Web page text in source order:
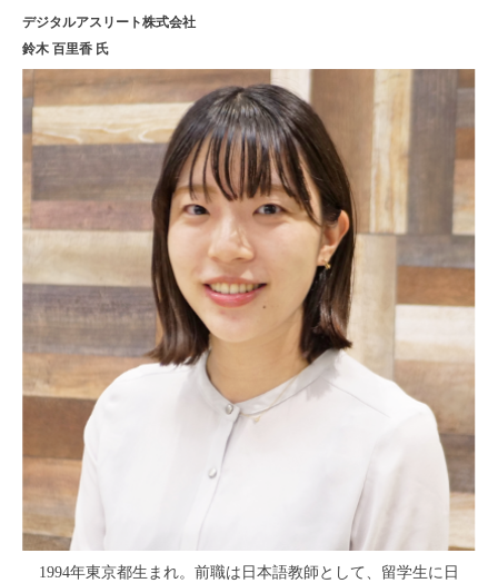
デジタルアスリート株式会社
鈴木 百里香 氏
1994年東京都生まれ。前職は日本語教師として、留学生に日